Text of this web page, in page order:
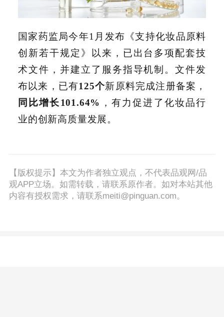
国家药监局今年1月发布《支持化妆品原料
创新若干规定》以来，已出台多项配套技
术文件，并建立了服务指导机制。文件发
布以来，已有125个新原料完成注册备案，
同比增长101.64% ，有力促进了化妆品行
业的创新高质量发展。
【版权提示】本文为作者独立观点，不代表品观网/品
观APP立场。如需转载，请联系原作者。如对本站其他
内容有授权需求，请联系meiti@pinguan.com。